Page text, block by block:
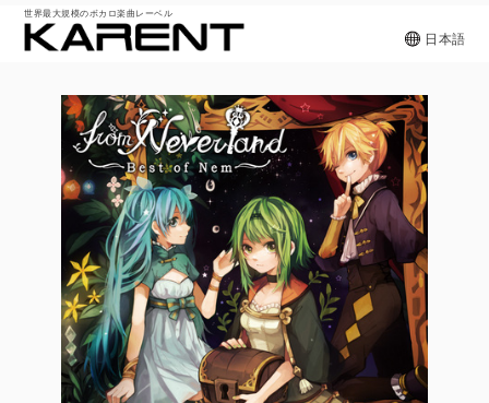
世界最大規模のボカロ楽曲レーベル
日本語